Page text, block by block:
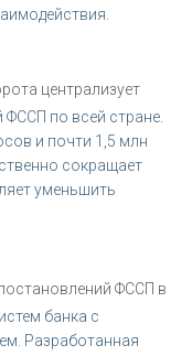
централизует
по всей стране.
и почти 1,5 млн
сокращает
уменьшить
ФССП в
банка с
Разработанная